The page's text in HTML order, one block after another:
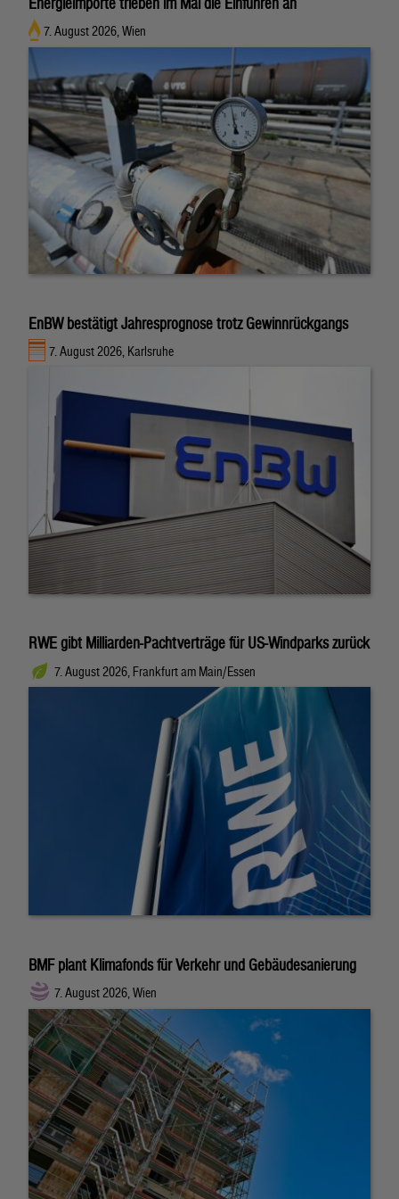
7. August 2026, Wien
EnBW bestätigt Jahresprognose trotz Gewinnrückgangs
7. August 2026, Karlsruhe
RWE gibt Milliarden-Pachtverträge für US-Windparks zurück
7. August 2026, Frankfurt am Main/Essen
BMF plant Klimafonds für Verkehr und Gebäudesanierung
7. August 2026, Wien